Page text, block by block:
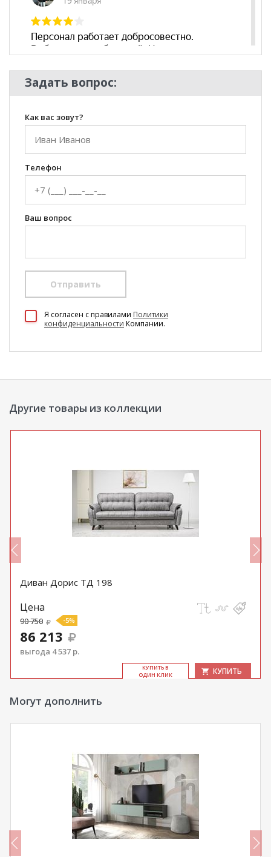
Стиль
Комната
Гостиная
Задать вопрос:
Как вас зовут?
Телефон
Ваш вопрос
Отправить
Я согласен c правилами Политики
конфиденциальности Компании.
Другие товары из коллекции
Диван Дорис ТД 198
Цена
90 750 -5%
86 213
выгода 4 537 р.
КУ­ПИТЬ В
ОДИН КЛИК
КУПИТЬ
Могут дополнить